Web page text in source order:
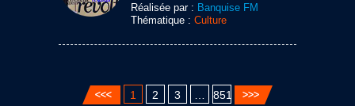
Réalisée par : Banquise FM
Thématique : Culture
1 2 3 851